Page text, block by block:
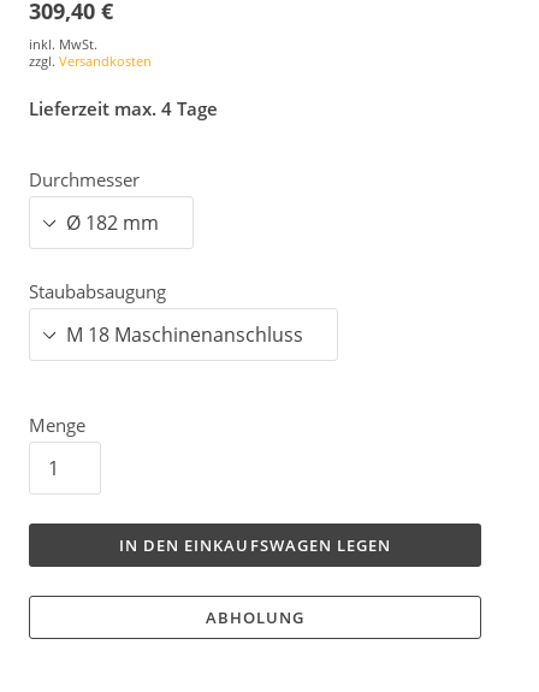
309,40 €
inkl. MwSt.
zzgl. Versandkosten
Lieferzeit max. 4 Tage
Durchmesser
Staubabsaugung
Menge
IN DEN EINKAUFSWAGEN LEGEN
ABHOLUNG